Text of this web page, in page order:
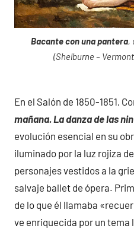
Bacante con una pantera,
(Shelburne –
En el Salón de 1850-1851,
mañana. La danza de las
evolución esencial en su
iluminado por la luz rojiza
personajes vestidos a la
salvaje ballet de ópera.
de lo que él llamaba
ve enriquecida por un